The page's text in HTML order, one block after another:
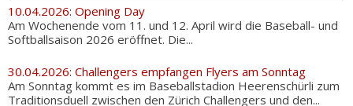
10.04.2026: Opening Day
Am Wochenende vom 11. und 12. April wird die Baseball- und
Softballsaison 2026 eröffnet. Die...
30.04.2026: Challengers empfangen Flyers am Sonntag
Am Sonntag kommt es im Baseballstadion Heerenschürli zum
Traditionsduell zwischen den Zürich Challengers und den...